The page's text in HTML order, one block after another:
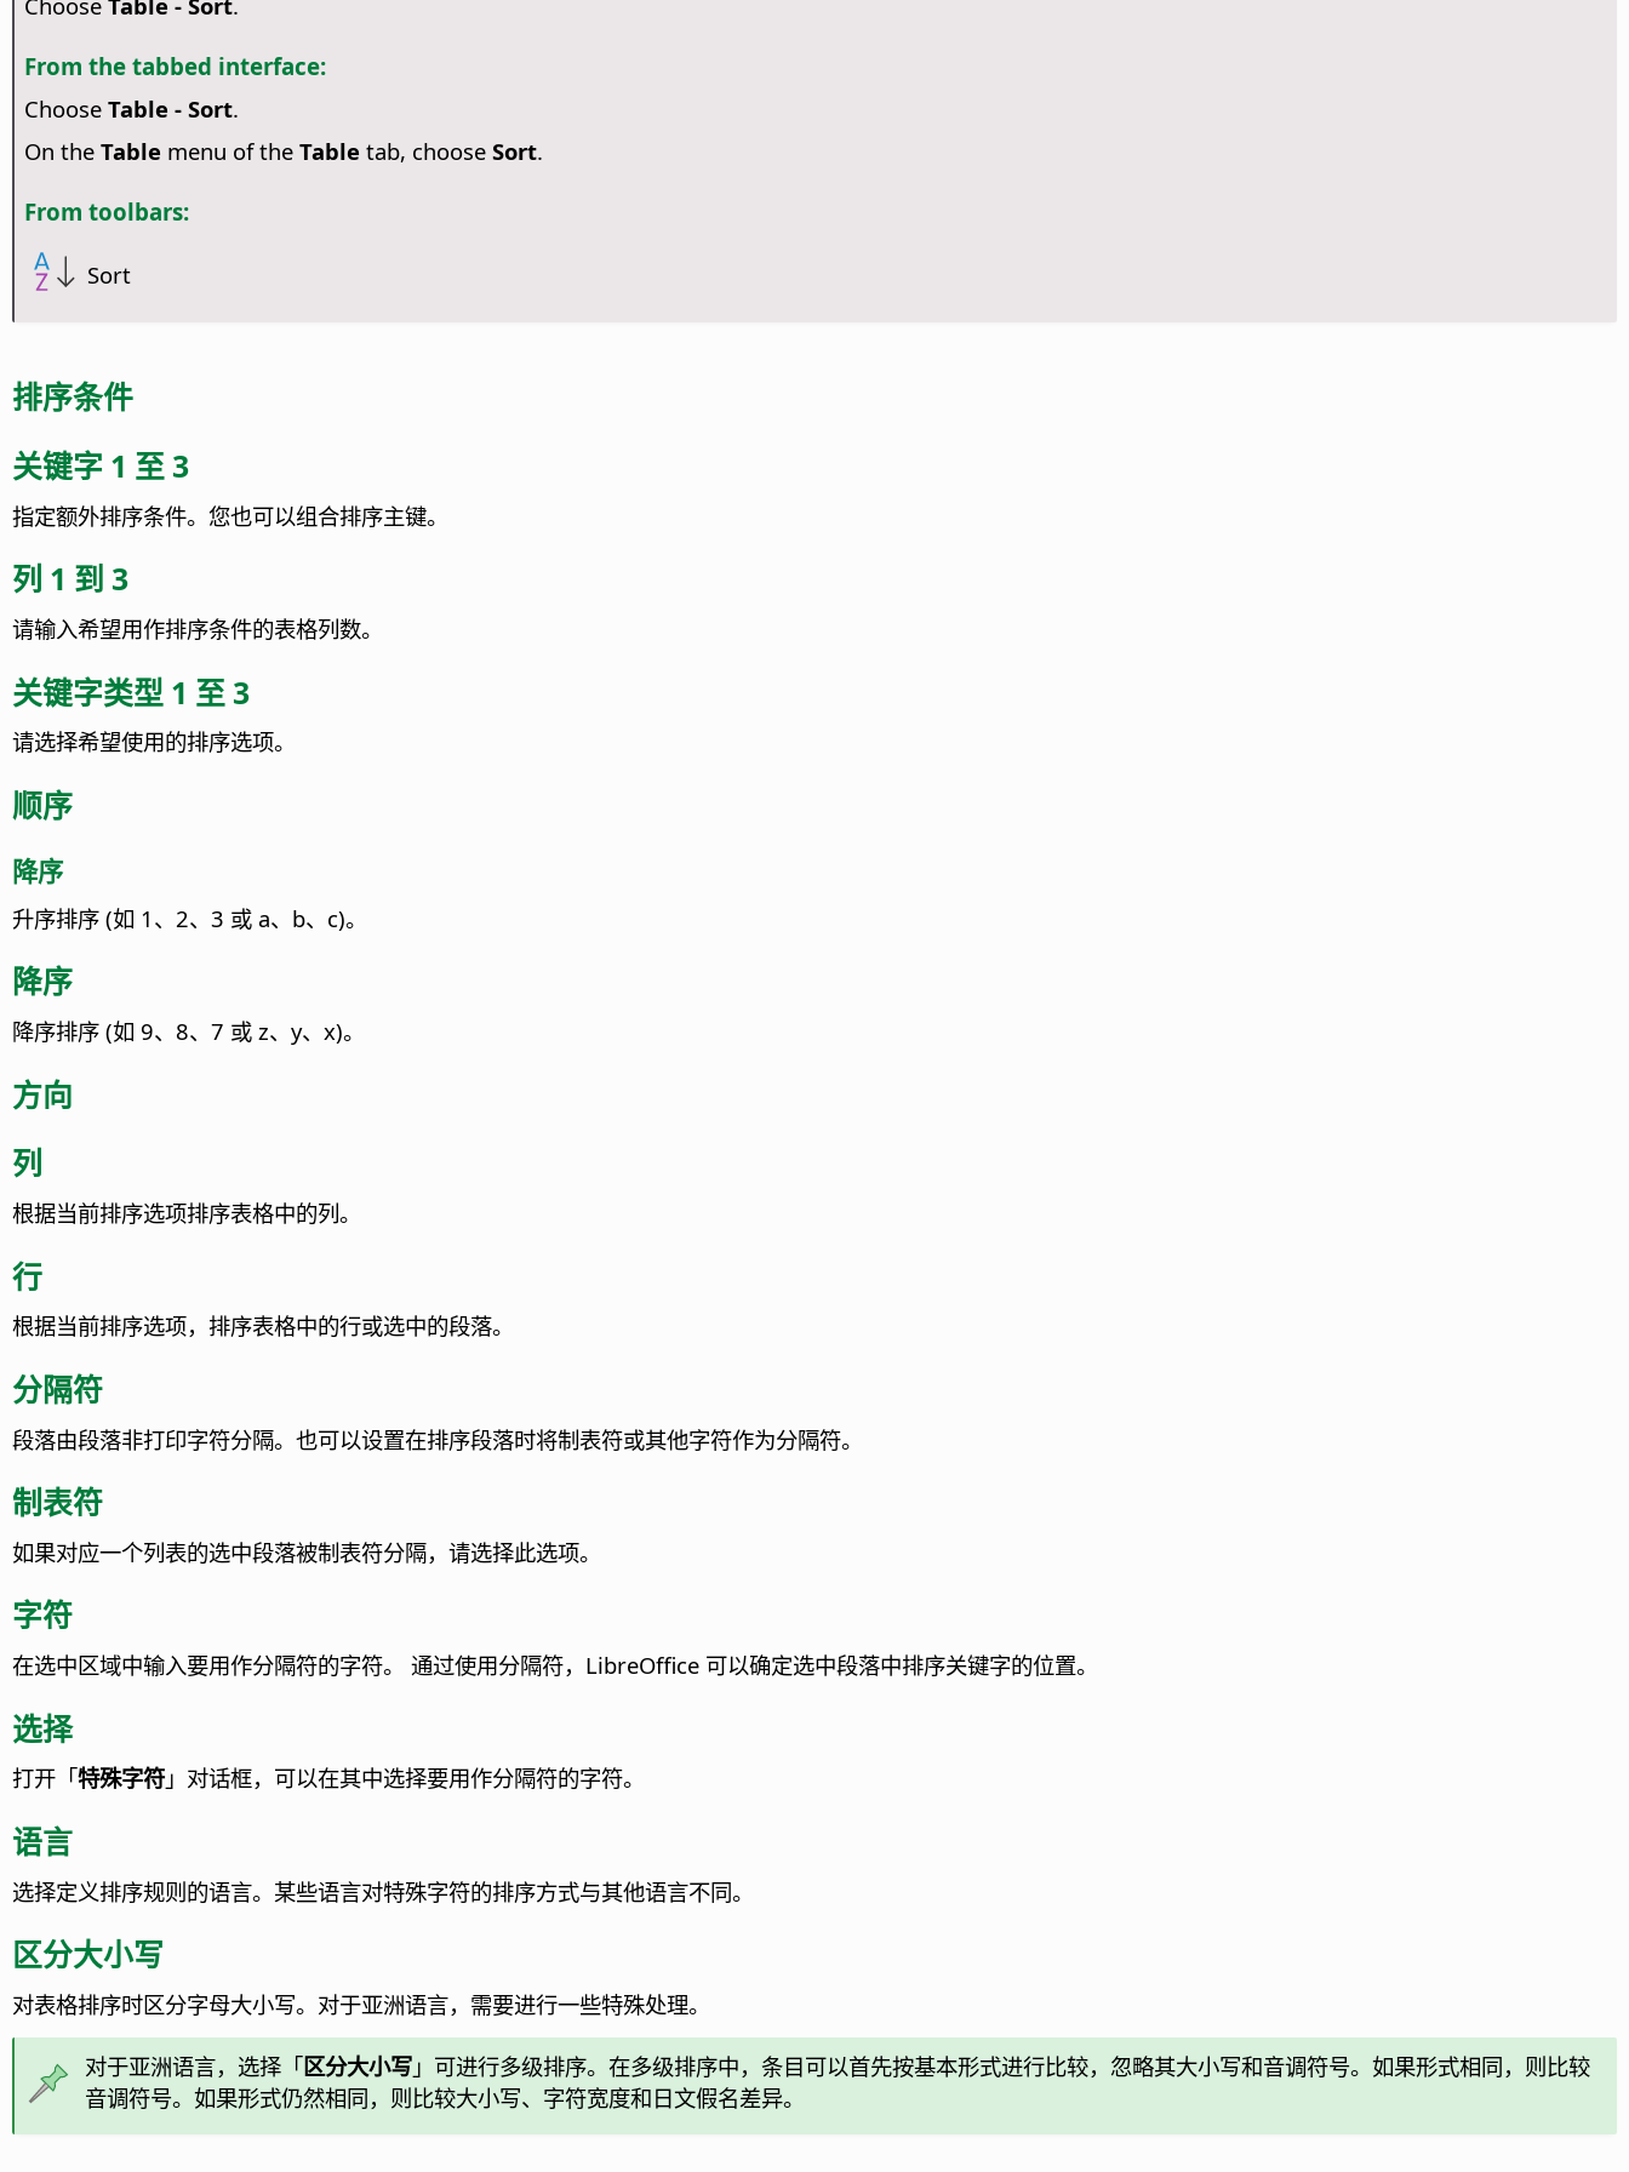
From the tabbed interface:
Choose Table - Sort.
On the Table menu of the Table tab, choose Sort.
From toolbars:
Sort
排序条件
关键字 1 至 3
指定额外排序条件。您也可以组合排序主键。
列 1 到 3
请输入希望用作排序条件的表格列数。
关键字类型 1 至 3
请选择希望使用的排序选项。
顺序
降序
升序排序 (如 1、2、3 或 a、b、c)。
降序
降序排序 (如 9、8、7 或 z、y、x)。
方向
列
根据当前排序选项排序表格中的列。
行
根据当前排序选项，排序表格中的行或选中的段落。
分隔符
段落由段落非打印字符分隔。也可以设置在排序段落时将制表符或其他字符作为分隔符。
制表符
如果对应一个列表的选中段落被制表符分隔，请选择此选项。
字符
在选中区域中输入要用作分隔符的字符。 通过使用分隔符，LibreOffice 可以确定选中段落中排序关键字的位置。
选择
打开「特殊字符 」对话框，可以在其中选择要用作分隔符的字符。
语言
选择定义排序规则的语言。 某些语言对特殊字符的排序方式与其他语言不同。
区分大小写
对表格排序时区分字母大小写。对于亚洲语言，需要进行一些特殊处理。
对于亚洲语言，选择「区分大小写」可进行多级排序。在多级排序中，条目可以首先按基本形式进行比较，忽略其大小写和音调符号。如果形式相同，则比较
音调符号。如果形式仍然相同，则比较大小写、字符宽度和日文假名差异。